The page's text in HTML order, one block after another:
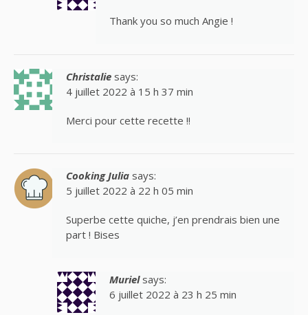
Thank you so much Angie !
Christalie says:
4 juillet 2022 à 15 h 37 min
Merci pour cette recette !!
Cooking Julia says:
5 juillet 2022 à 22 h 05 min
Superbe cette quiche, j’en prendrais bien une
part ! Bises
Muriel says:
6 juillet 2022 à 23 h 25 min